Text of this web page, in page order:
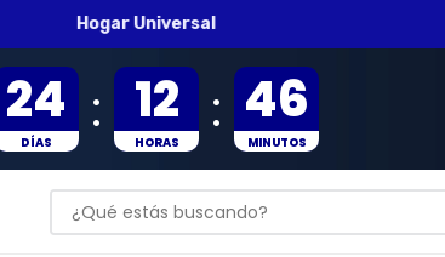
Hogar Universal
24
DÍAS : 12
HORAS : 46
MINUTOS
¿Qué estás buscando?